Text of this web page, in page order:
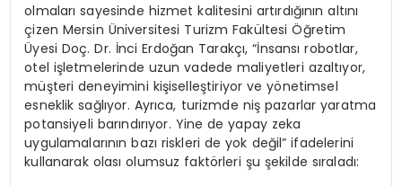
olmaları sayesinde hizmet kalitesini artırdığının altını
çizen Mersin Üniversitesi Turizm Fakültesi Öğretim
Üyesi Doç. Dr. İnci Erdoğan Tarakçı, “İnsansı robotlar,
otel işletmelerinde uzun vadede maliyetleri azaltıyor,
müşteri deneyimini kişiselleştiriyor ve yönetimsel
esneklik sağlıyor. Ayrıca, turizmde niş pazarlar yaratma
potansiyeli barındırıyor. Yine de yapay zeka
uygulamalarının bazı riskleri de yok değil” ifadelerini
kullanarak olası olumsuz faktörleri şu şekilde sıraladı: